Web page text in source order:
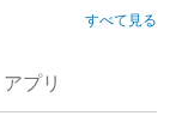
すべて見る
アプリ